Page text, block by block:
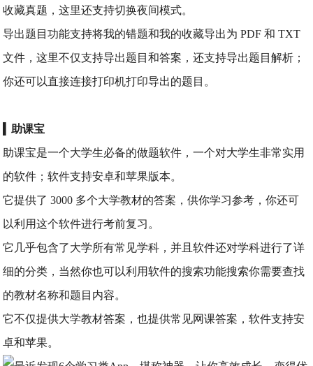
收藏真题，这里还支持切换夜间模式。
导出题目功能支持将我的错题和我的收藏导出为 PDF 和 TXT
文件，这里不仅支持导出题目和答案，还支持导出题目解析；
你还可以直接连接打印机打印导出的题目。
▍助课宝
助课宝是一个大学生必备的做题软件，一个对大学生非常实用
的软件；软件支持安卓和苹果版本。
它提供了 3000 多个大学教材的答案，供你学习参考，你还可
以利用这个软件进行考前复习。
它几乎包含了大学所有常见学科，并且软件还对学科进行了详
细的分类，当然你也可以利用软件的搜索功能搜索你需要查找
的教材名称和题目内容。
它不仅提供大学教材答案，也提供常见网课答案，软件支持安
卓和苹果。